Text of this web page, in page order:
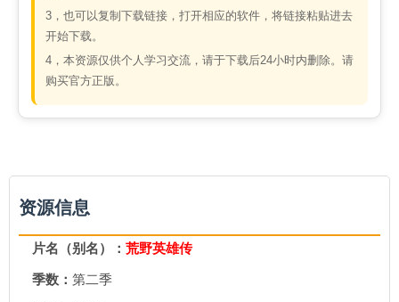
3，也可以复制下载链接，打开相应的软件，将链接粘贴进去
开始下载。
4，本资源仅供个人学习交流，请于下载后24小时内删除。请
购买官方正版。
资源信息
片名（别名）： 荒野英雄传
季数： 第二季